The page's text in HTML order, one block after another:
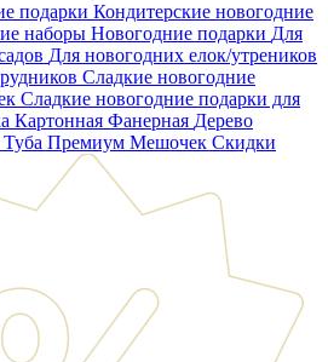
подарки Кондитерские новогодние
наборы Новогодние подарки Для
Для новогодних елок/утреников
Сладкие новогодние
Сладкие новогодние подарки для
Картонная Фанерная Дерево
Туба Премиум Мешочек Скидки